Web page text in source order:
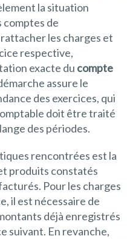
la situation
comptes de
les charges et
respective,
exacte du compte
assure le
des exercices, qui
doit être traité
des périodes.
rencontrées est la
produits constatés
Pour les charges
il est nécessaire de
déjà enregistrés
suivant. En revanche,